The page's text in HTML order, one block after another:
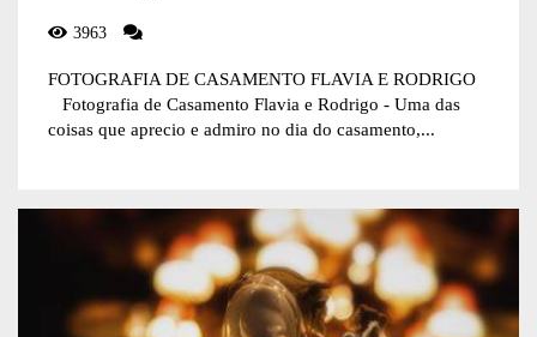
3963
FOTOGRAFIA DE CASAMENTO FLAVIA E RODRIGO
Fotografia de Casamento Flavia e Rodrigo - Uma das
coisas que aprecio e admiro no dia do casamento,...